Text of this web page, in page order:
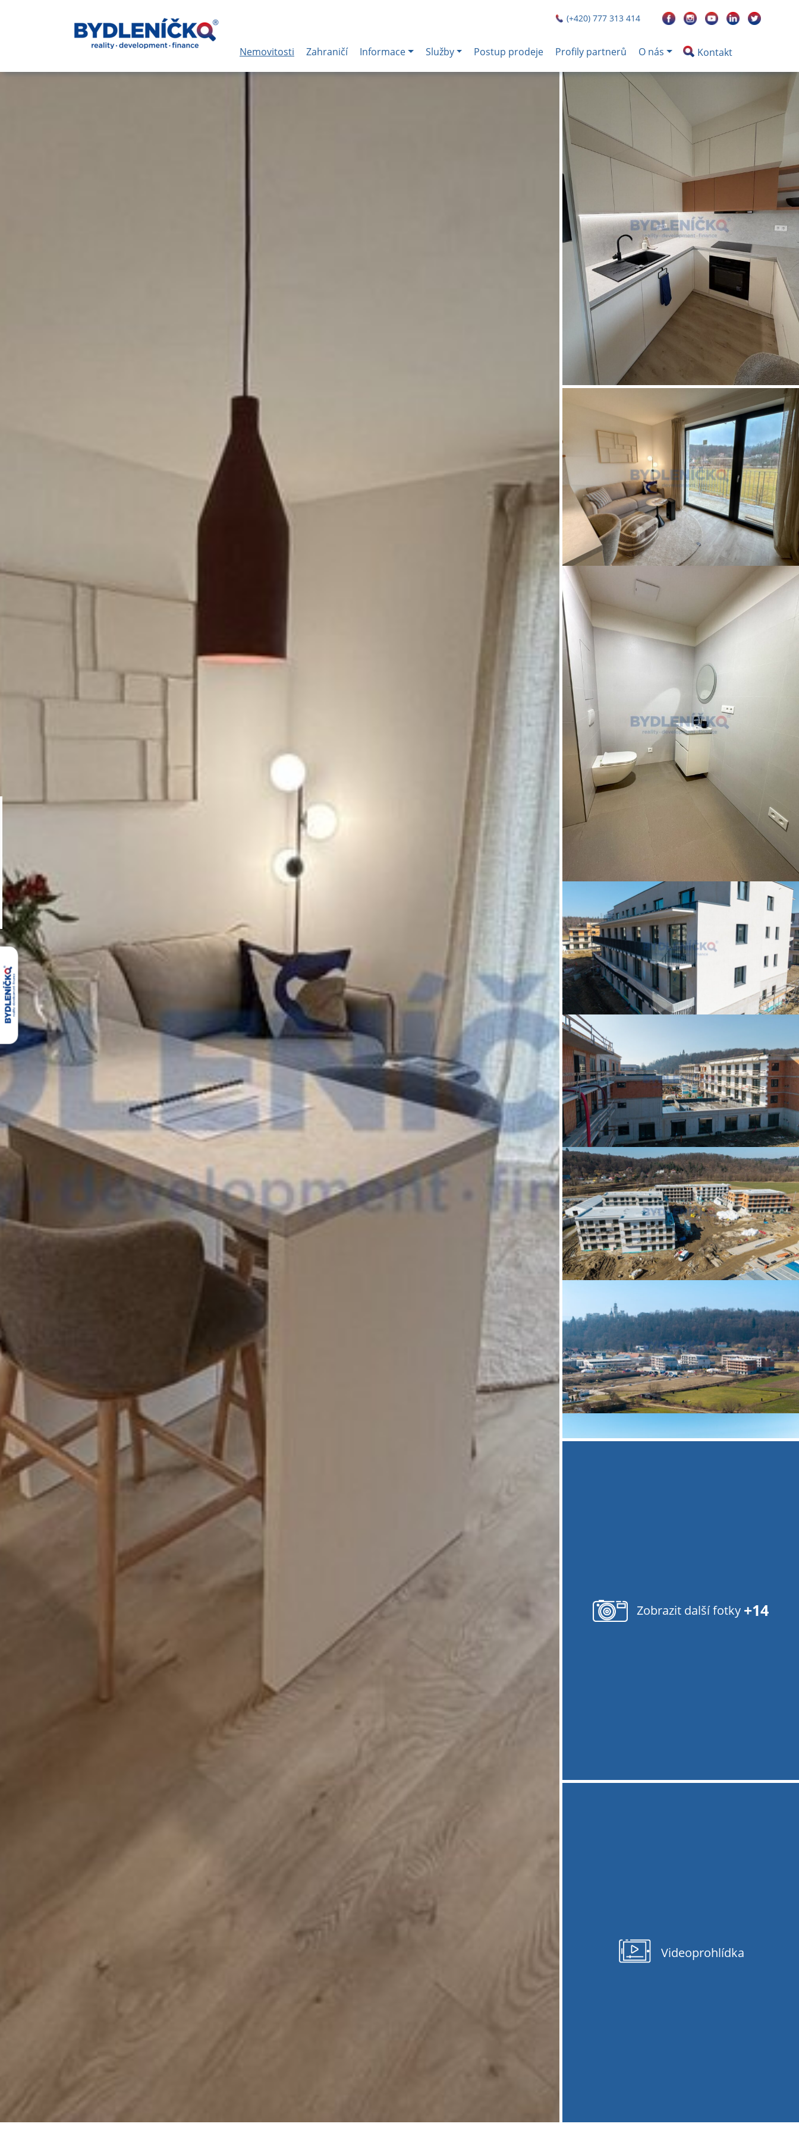
(+420) 777 313 414
Nemovitosti Zahraničí Informace Služby Postup prodeje Profily partnerů O nás Kontakt
Zobrazit další fotky +14